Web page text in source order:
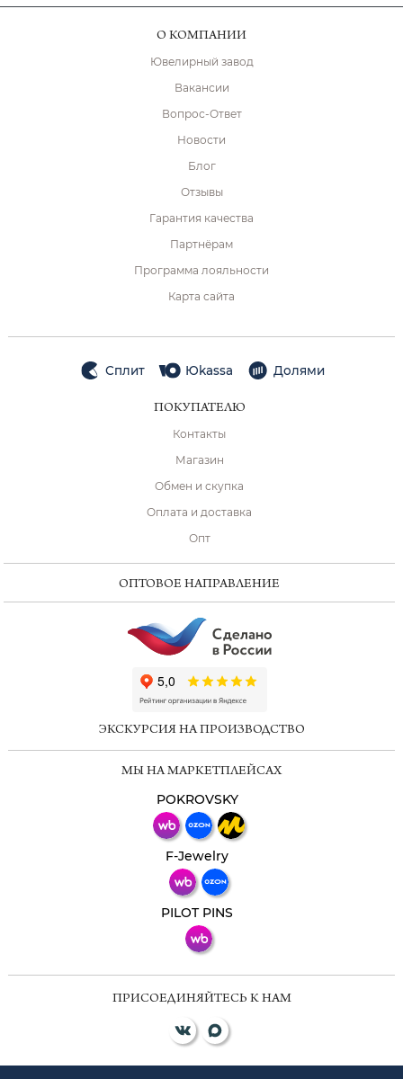
О КОМПАНИИ
Ювелирный завод
Вакансии
Вопрос-Ответ
Новости
Блог
Отзывы
Гарантия качества
Партнёрам
Программа лояльности
Карта сайта
Сплит Юkassa Долями
ПОКУПАТЕЛЮ
Контакты
Магазин
Обмен и скупка
Оплата и доставка
Опт
ОПТОВОЕ НАПРАВЛЕНИЕ
ЭКСКУРСИЯ НА ПРОИЗВОДСТВО
МЫ НА МАРКЕТПЛЕЙСАХ
POKROVSKY
F-Jewelry
PILOT PINS
ПРИСОЕДИНЯЙТЕСЬ К НАМ